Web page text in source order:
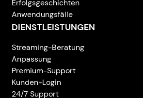
Erfolgsgeschichten
Anwendungsfälle
DIENSTLEISTUNGEN
Streaming-Beratung
Anpassung
Premium-Support
Kunden-Login
24/7 Support